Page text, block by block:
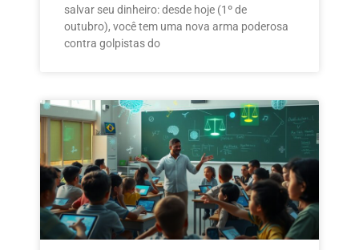
salvar seu dinheiro: desde hoje (1º de
outubro), você tem uma nova arma poderosa
contra golpistas do